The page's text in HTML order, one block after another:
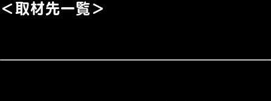
＜取材先一覧＞